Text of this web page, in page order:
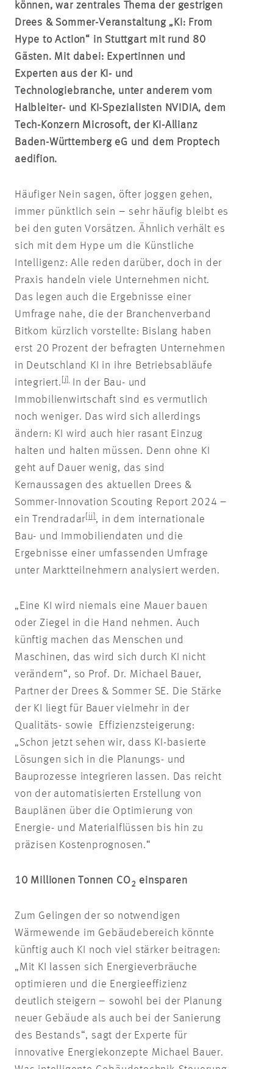
können, war zentrales Thema der gestrigen
Drees & Sommer-Veranstaltung „KI: From
Hype to Action“ in Stuttgart mit rund 80
Gästen. Mit dabei: Expertinnen und
Experten aus der KI- und
Technologiebranche, unter anderem vom
Halbleiter- und KI-Spezialisten NVIDIA, dem
Tech-Konzern Microsoft, der KI-Allianz
Baden-Württemberg eG und dem Proptech
aedifion.
Häufiger Nein sagen, öfter joggen gehen,
immer pünktlich sein – sehr häufig bleibt es
bei den guten Vorsätzen. Ähnlich verhält es
sich mit dem Hype um die Künstliche
Intelligenz: Alle reden darüber, doch in der
Praxis handeln viele Unternehmen nicht.
Das legen auch die Ergebnisse einer
Umfrage nahe, die der Branchenverband
Bitkom kürzlich vorstellte: Bislang haben
erst 20 Prozent der befragten Unternehmen
in Deutschland KI in ihre Betriebsabläufe
integriert. [i] In der Bau- und
Immobilienwirtschaft sind es vermutlich
noch weniger. Das wird sich allerdings
ändern: KI wird auch hier rasant Einzug
halten und halten müssen. Denn ohne KI
geht auf Dauer wenig, das sind
Kernaussagen des aktuellen Drees &
Sommer-Innovation Scouting Report 2024 –
ein Trendradar [ii] , in dem internationale
Bau- und Immobiliendaten und die
Ergebnisse einer umfassenden Umfrage
unter Marktteilnehmern analysiert werden.
„Eine KI wird niemals eine Mauer bauen
oder Ziegel in die Hand nehmen. Auch
künftig machen das Menschen und
Maschinen, das wird sich durch KI nicht
verändern“, so Prof. Dr. Michael Bauer,
Partner der Drees & Sommer SE. Die Stärke
der KI liegt für Bauer vielmehr in der
Qualitäts- sowie Effizienzsteigerung:
„Schon jetzt sehen wir, dass KI-basierte
Lösungen sich in die Planungs- und
Bauprozesse integrieren lassen. Das reicht
von der automatisierten Erstellung von
Bauplänen über die Optimierung von
Energie- und Materialflüssen bis hin zu
präzisen Kostenprognosen.“
10 Millionen Tonnen CO2 einsparen
Zum Gelingen der so notwendigen
Wärmewende im Gebäudebereich könnte
künftig auch KI noch viel stärker beitragen:
„Mit KI lassen sich Energieverbräuche
optimieren und die Energieeffizienz
deutlich steigern – sowohl bei der Planung
neuer Gebäude als auch bei der Sanierung
des Bestands“, sagt der Experte für
innovative Energiekonzepte Michael Bauer.